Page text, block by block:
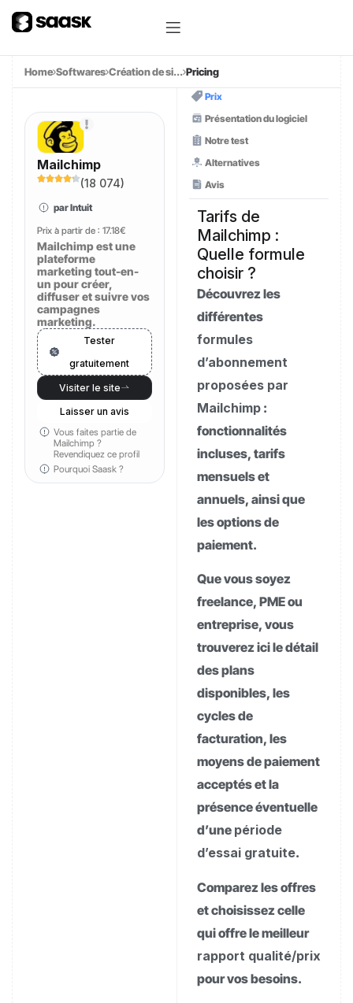
Home Softwares Création de si... Pricing
Mailchimp
(18 074)
par Intuit
Prix à partir de : 17.18€
Mailchimp est une
plateforme
marketing tout-en-
un pour créer,
diffuser et suivre vos
campagnes
marketing.
Tester
gratuitement
Visiter le site
Laisser un avis
Vous faites partie de
Mailchimp ?
Revendiquez ce profil
Pourquoi Saask ?
Prix
Présentation du logiciel
Notre test
Alternatives
Avis
Tarifs de
Mailchimp :
Quelle formule
choisir ?
Découvrez les
différentes
formules
d’abonnement
proposées par
Mailchimp:
fonctionnalités
incluses, tarifs
mensuels et
annuels, ainsi que
les options de
paiement.
Que vous soyez
freelance, PME ou
entreprise, vous
trouverez ici le détail
des plans
disponibles, les
cycles de
facturation, les
moyens de paiement
acceptés et la
présence éventuelle
d’une période
d’essai gratuite.
Comparez les offres
et choisissez celle
qui offre le meilleur
rapport qualité/prix
pour vos besoins.